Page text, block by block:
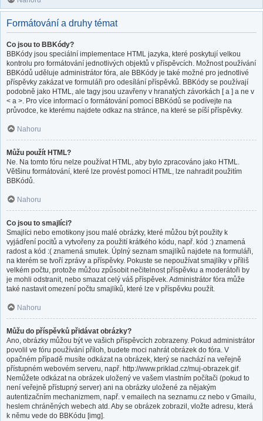
Formátování a druhy témat
Co jsou to BBKódy?
BBKódy jsou speciální implementace HTML jazyka, které poskytují velkou
kontrolu pro formátování jednotlivých objektů v příspěvcích. Možnost používání
BBKódů uděluje administrátor fóra, ale BBKódy je také možné pro jednotlivé
příspěvky zakázat ve formuláři pro odesílání příspěvků. BBKódy se používají
podobně jako HTML, ale tagy jsou uzavřeny v hranatých závorkách [ a ] a ne v
< a >. Pro více informací o formátování pomocí BBKódů se podívejte na
průvodce, ke kterému najdete odkaz na stránce, na které se píší příspěvky.
Nahoru
Můžu použít HTML?
Ne. Na tomto fóru nelze používat HTML, aby bylo zpracováno jako HTML.
Většinu formátování, které lze provést pomocí HTML, lze nahradit použitím
BBKódů.
Nahoru
Co jsou to smajlíci?
Smajlíci nebo emotikony jsou malé obrázky, které můžou být použity k
vyjádření pocitů a vytvořeny za použití krátkého kódu, např. kód :) znamená
radost a kód :( znamená smutek. Úplný seznam smajlíků najdete na formuláři,
na kterém se tvoří zprávy a příspěvky. Pokuste se nepoužívat smajlíky v příliš
velkém počtu, protože můžou způsobit nečitelnost příspěvku a moderátoři by
je mohli odstranit, nebo smazat celý váš příspěvek. Administrátor fóra může
také nastavit omezení počtu smajlíků, které lze v příspěvku použít.
Nahoru
Můžu do příspěvků přidávat obrázky?
Ano, obrázky můžou být ve vašich příspěvcích zobrazeny. Pokud administrátor
povolil ve fóru používání příloh, budete moci nahrát obrázek do fóra. V
opačném případě musíte odkázat na obrázek, který se nachází na veřejně
přístupném webovém serveru, např. http://www.priklad.cz/muj-obrazek.gif.
Nemůžete odkázat na obrázek uložený ve vašem vlastním počítači (pokud to
není veřejně přístupný server) ani na obrázky uložené za nějakým
autentizačním mechanizmem, např. v emailech na seznamu.cz nebo v Gmailu,
heslem chráněných webech atd. Aby se obrázek zobrazil, vložte adresu, která
k němu vede do BBKódu [img].